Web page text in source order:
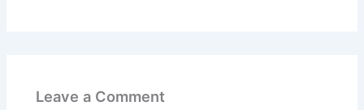
Leave a Comment